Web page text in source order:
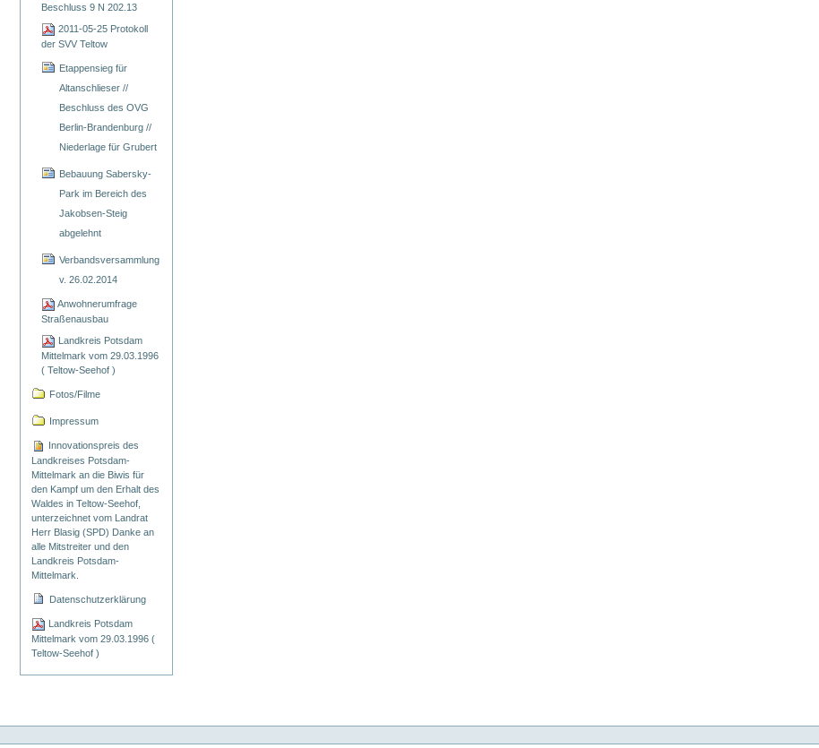
Beschluss 9 N 202.13
2011-05-25 Protokoll
der SVV Teltow
Etappensieg für
Altanschlieser //
Beschluss des OVG
Berlin-Brandenburg //
Niederlage für Grubert
Bebauung Sabersky-
Park im Bereich des
Jakobsen-Steig
abgelehnt
Verbandsversammlung
v. 26.02.2014
Anwohnerumfrage
Straßenausbau
Landkreis Potsdam
Mittelmark vom 29.03.1996
( Teltow-Seehof )
Fotos/Filme
Impressum
Innovationspreis des
Landkreises Potsdam-
Mittelmark an die Biwis für
den Kampf um den Erhalt des
Waldes in Teltow-Seehof,
unterzeichnet vom Landrat
Herr Blasig (SPD) Danke an
alle Mitstreiter und den
Landkreis Potsdam-
Mittelmark.
Datenschutzerklärung
Landkreis Potsdam
Mittelmark vom 29.03.1996 (
Teltow-Seehof )